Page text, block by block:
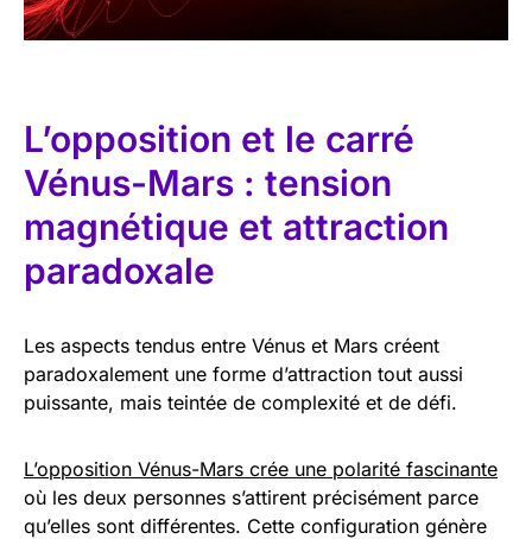
L’opposition et le carré
Vénus-Mars : tension
magnétique et attraction
paradoxale
Les aspects tendus entre Vénus et Mars créent
paradoxalement une forme d’attraction tout aussi
puissante, mais teintée de complexité et de défi.
L’opposition Vénus-Mars crée une polarité fascinante
où les deux personnes s’attirent précisément parce
qu’elles sont différentes. Cette configuration génère